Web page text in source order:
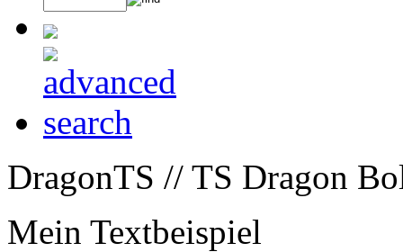
DragonTS // TS Dragon
Mein Textbeispiel